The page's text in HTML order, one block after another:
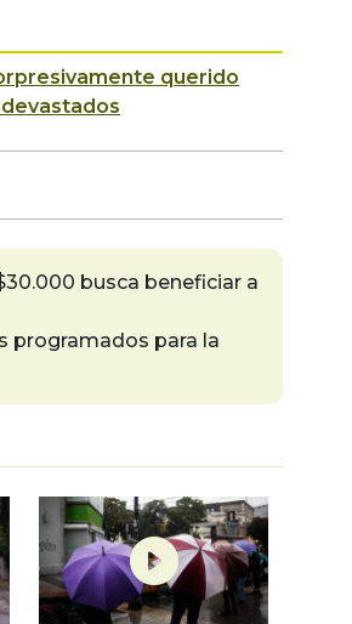
querido
busca beneficiar a
programados para la